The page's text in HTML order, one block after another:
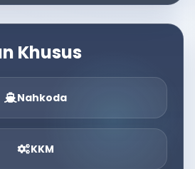
Khusus
Nahkoda
KKM